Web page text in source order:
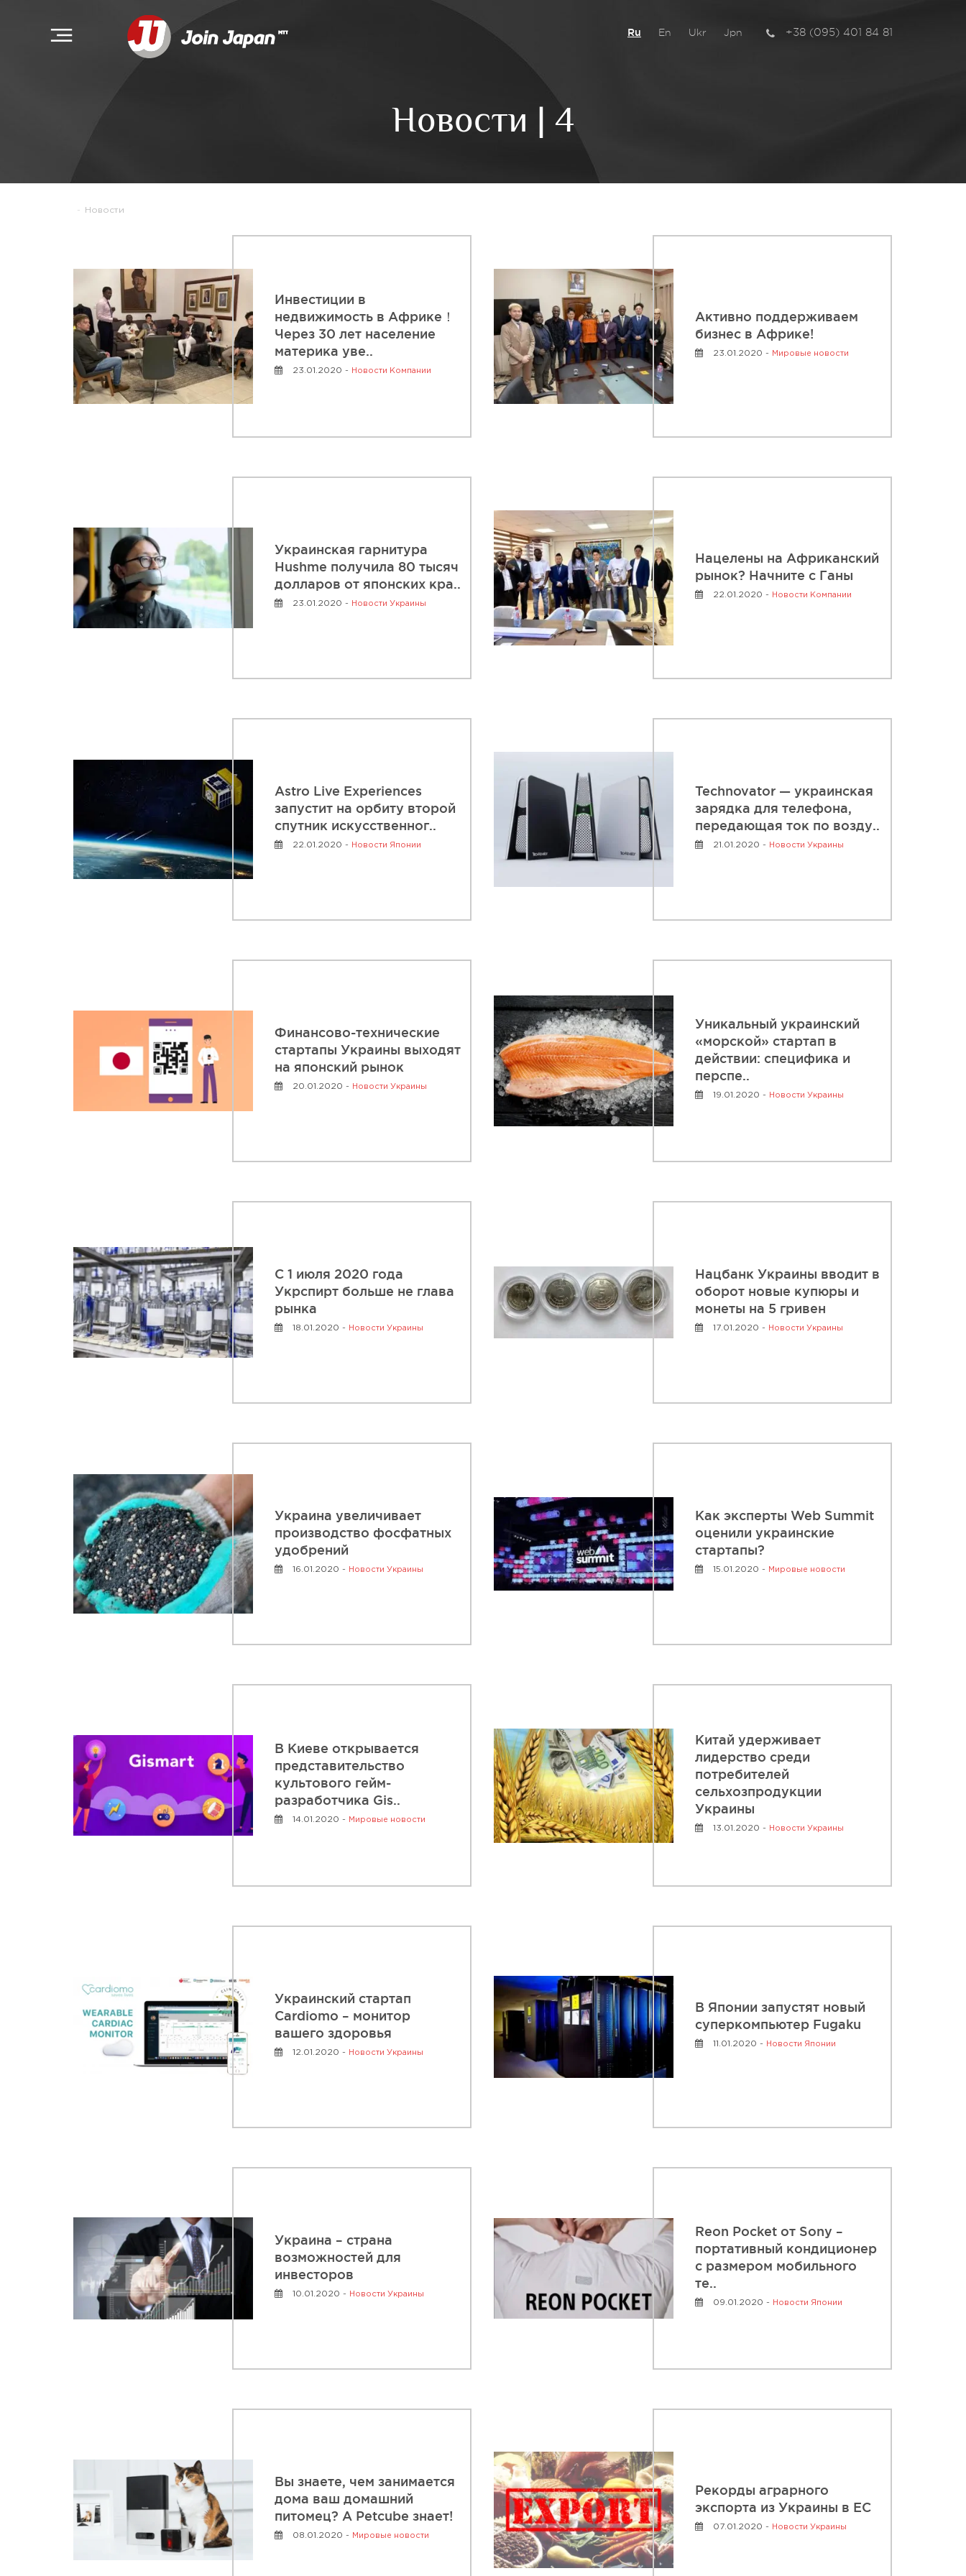
Ru En Ukr Jpn +38 (095) 401 84 81
Новости | 4
- Новости
Инвестиции в
недвижимость в Африке！
Через 30 лет население
материка уве..
23.01.2020 - Новости Компании
Активно поддерживаем
бизнес в Африке!
23.01.2020 - Мировые новости
Украинская гарнитура
Hushme получила 80 тысяч
долларов от японских кра..
23.01.2020 - Новости Украины
Нацелены на Африканский
рынок? Начните с Ганы
22.01.2020 - Новости Компании
Astro Live Experiences
запустит на орбиту второй
спутник искусственног..
22.01.2020 - Новости Японии
Technovator — украинская
зарядка для телефона,
передающая ток по возду..
21.01.2020 - Новости Украины
Финансово-технические
стартапы Украины выходят
на японский рынок
20.01.2020 - Новости Украины
Уникальный украинский
«морской» стартап в
действии: специфика и
перспе..
19.01.2020 - Новости Украины
С 1 июля 2020 года
Укрспирт больше не глава
рынка
18.01.2020 - Новости Украины
Нацбанк Украины вводит в
оборот новые купюры и
монеты на 5 гривен
17.01.2020 - Новости Украины
Украина увеличивает
производство фосфатных
удобрений
16.01.2020 - Новости Украины
Как эксперты Web Summit
оценили украинские
стартапы?
15.01.2020 - Мировые новости
В Киеве открывается
представительство
культового гейм-
разработчика Gis..
14.01.2020 - Мировые новости
Китай удерживает
лидерство среди
потребителей
сельхозпродукции
Украины
13.01.2020 - Новости Украины
Украинский стартап
Cardiomo – монитор
вашего здоровья
12.01.2020 - Новости Украины
В Японии запустят новый
суперкомпьютер Fugaku
11.01.2020 - Новости Японии
Украина – страна
возможностей для
инвесторов
10.01.2020 - Новости Украины
Reon Pocket от Sony –
портативный кондиционер
с размером мобильного
те..
09.01.2020 - Новости Японии
Вы знаете, чем занимается
дома ваш домашний
питомец? А Petcube знает!
08.01.2020 - Мировые новости
Рекорды аграрного
экспорта из Украины в ЕС
07.01.2020 - Новости Украины